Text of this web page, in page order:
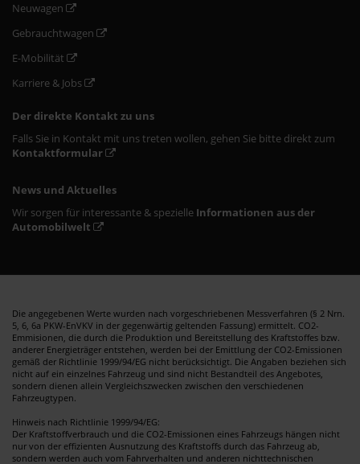
Neuwagen
Gebrauchtwagen
E-Mobilität
Karriere & Jobs
Der direkte Kontakt zu uns
Falls Sie in Kontakt mit uns treten wollen, gehen Sie bitte direkt zum
Kontaktformular
News und Aktuelles
Wir sorgen für interessante & spezielle Informationen aus der
Automobilwelt
Die angegebenen Werte wurden nach vorgeschriebenen Messverfahren (§ 2 Nrn.
5, 6, 6a PKW-EnVKV in der gegenwärtig geltenden Fassung) ermittelt. CO2-
Emmisionen, die durch die Produktion und Bereitstellung des Kraftstoffes bzw.
anderer Energieträger entstehen, werden bei der Emittlung der CO2-Emissionen
gemäß der Richtlinie 1999/94/EG nicht berücksichtigt. Die Angaben beziehen sich
nicht auf ein einzelnes Fahrzeug und sind nicht Bestandteil des Angebotes,
sondern dienen allein Vergleichszwecken zwischen den verschiedenen
Fahrzeugtypen.
Hinweis nach Richtlinie 1999/94/EG:
Der Kraftstoffverbrauch und die CO2-Emissionen eines Fahrzeugs hängen nicht
nur von der effizienten Ausnutzung des Kraftstoffs durch das Fahrzeug ab,
sondern werden auch vom Fahrverhalten und anderen nichttechnischen